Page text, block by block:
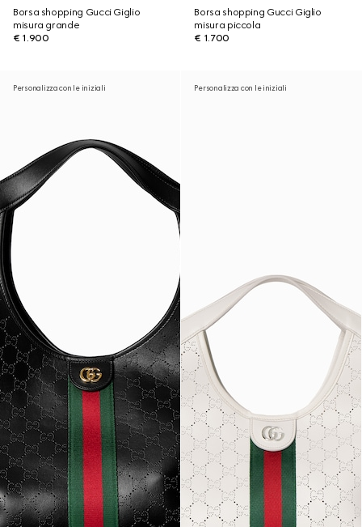
Borsa shopping Gucci Giglio
misura grande
€ 1.900
Borsa shopping Gucci Giglio
misura piccola
€ 1.700
Personalizza con le iniziali Personalizza con le iniziali